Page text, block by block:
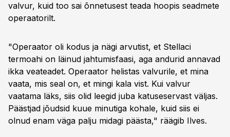
valvur, kuid too sai õnnetusest teada hoopis seadmete
operaatorilt.
"Operaator oli kodus ja nägi arvutist, et Stellaci
termoahi on läinud jahtumisfaasi, aga andurid annavad
ikka veateadet. Operaator helistas valvurile, et mina
vaata, mis seal on, et mingi kala vist. Kui valvur
vaatama läks, siis olid leegid juba katuseservast väljas.
Päästjad jõudsid kuue minutiga kohale, kuid siis ei
olnud enam väga palju midagi päästa," räägib Ilves.